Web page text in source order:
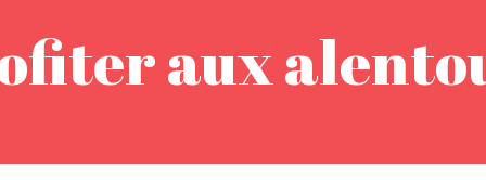
aux